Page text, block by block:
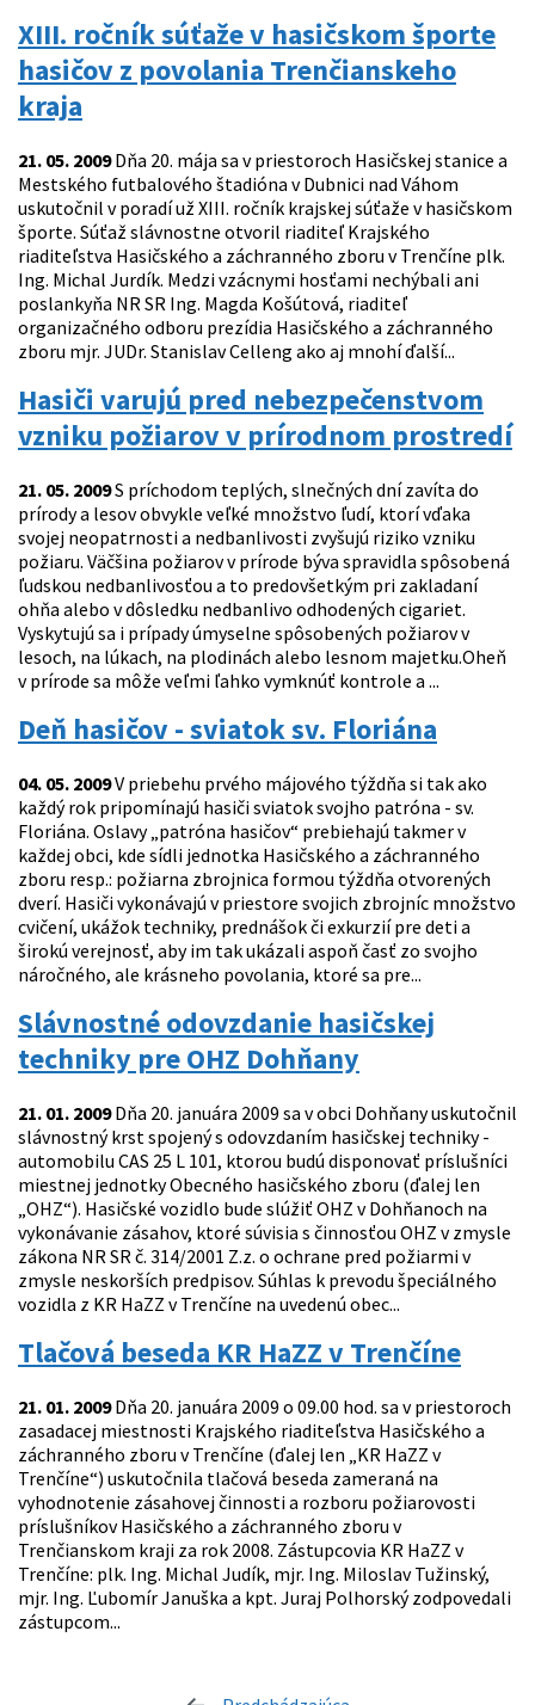
XIII. ročník súťaže v hasičskom športe
hasičov z povolania Trenčianskeho
kraja
21. 05. 2009Dňa 20. mája sa v priestoroch Hasičskej stanice a
Mestského futbalového štadióna v Dubnici nad Váhom
uskutočnil v poradí už XIII. ročník krajskej súťaže v hasičskom
športe. Súťaž slávnostne otvoril riaditeľ Krajského
riaditeľstva Hasičského a záchranného zboru v Trenčíne plk.
Ing. Michal Jurdík. Medzi vzácnymi hosťami nechýbali ani
poslankyňa NR SR Ing. Magda Košútová, riaditeľ
organizačného odboru prezídia Hasičského a záchranného
zboru mjr. JUDr. Stanislav Celleng ako aj mnohí ďalší...
Hasiči varujú pred nebezpečenstvom
vzniku požiarov v prírodnom prostredí
21. 05. 2009S príchodom teplých, slnečných dní zavíta do
prírody a lesov obvykle veľké množstvo ľudí, ktorí vďaka
svojej neopatrnosti a nedbanlivosti zvyšujú riziko vzniku
požiaru. Väčšina požiarov v prírode býva spravidla spôsobená
ľudskou nedbanlivosťou a to predovšetkým pri zakladaní
ohňa alebo v dôsledku nedbanlivo odhodených cigariet.
Vyskytujú sa i prípady úmyselne spôsobených požiarov v
lesoch, na lúkach, na plodinách alebo lesnom majetku.Oheň
v prírode sa môže veľmi ľahko vymknúť kontrole a ...
Deň hasičov - sviatok sv. Floriána
04. 05. 2009V priebehu prvého májového týždňa si tak ako
každý rok pripomínajú hasiči sviatok svojho patróna - sv.
Floriána. Oslavy „patróna hasičov“ prebiehajú takmer v
každej obci, kde sídli jednotka Hasičského a záchranného
zboru resp.: požiarna zbrojnica formou týždňa otvorených
dverí. Hasiči vykonávajú v priestore svojich zbrojníc množstvo
cvičení, ukážok techniky, prednášok či exkurzií pre deti a
širokú verejnosť, aby im tak ukázali aspoň časť zo svojho
náročného, ale krásneho povolania, ktoré sa pre...
Slávnostné odovzdanie hasičskej
techniky pre OHZ Dohňany
21. 01. 2009Dňa 20. januára 2009 sa v obci Dohňany uskutočnil
slávnostný krst spojený s odovzdaním hasičskej techniky -
automobilu CAS 25 L 101, ktorou budú disponovať príslušníci
miestnej jednotky Obecného hasičského zboru (ďalej len
„OHZ“). Hasičské vozidlo bude slúžiť OHZ v Dohňanoch na
vykonávanie zásahov, ktoré súvisia s činnosťou OHZ v zmysle
zákona NR SR č. 314/2001 Z.z. o ochrane pred požiarmi v
zmysle neskorších predpisov. Súhlas k prevodu špeciálného
vozidla z KR HaZZ v Trenčíne na uvedenú obec...
Tlačová beseda KR HaZZ v Trenčíne
21. 01. 2009Dňa 20. januára 2009 o 09.00 hod. sa v priestoroch
zasadacej miestnosti Krajského riaditeľstva Hasičského a
záchranného zboru v Trenčíne (ďalej len „KR HaZZ v
Trenčíne“) uskutočnila tlačová beseda zameraná na
vyhodnotenie zásahovej činnosti a rozboru požiarovosti
príslušníkov Hasičského a záchranného zboru v
Trenčianskom kraji za rok 2008. Zástupcovia KR HaZZ v
Trenčíne: plk. Ing. Michal Judík, mjr. Ing. Miloslav Tužinský,
mjr. Ing. Ľubomír Januška a kpt. Juraj Polhorský zodpovedali
zástupcom...